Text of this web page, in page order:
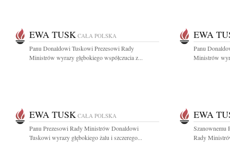
EWA TUSK CAŁA POLSKA
Panu Donaldowi Tuskowi Prezesowi Rady
Ministrów wyrazy głębokiego współczucia z...
EWA
Panu
Ministrów
EWA TUSK CAŁA POLSKA
Panu Prezesowi Rady Ministrów Donaldowi
Tuskowi wyrazy głębokiego żalu i szczerego...
EWA
Szanownemu
Rady